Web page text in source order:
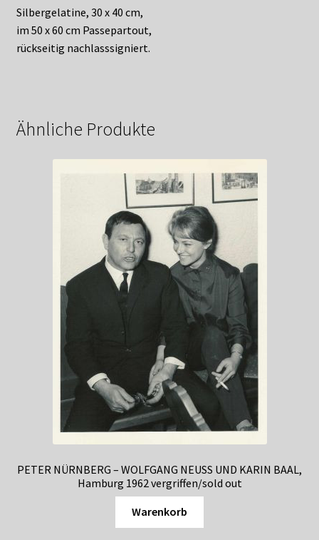
Silbergelatine, 30 x 40 cm,
im 50 x 60 cm Passepartout,
rückseitig nachlasssigniert.
Ähnliche Produkte
PETER NÜRNBERG – WOLFGANG NEUSS UND KARIN BAAL,
Hamburg 1962 vergriffen/sold out
Warenkorb